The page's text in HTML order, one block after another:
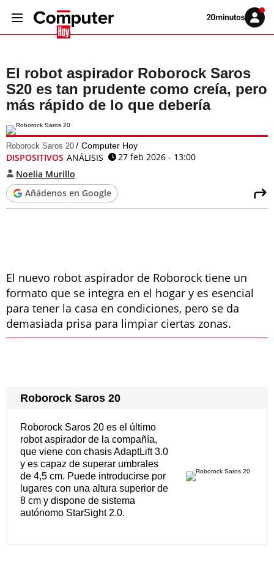
Volver
Iniciar
sesión
El robot aspirador Roborock Saros
S20 es tan prudente como creía, pero
más rápido de lo que debería
Roborock Saros 20 Computer Hoy
DISPOSITIVOS ANÁLISIS
27 feb 2026 - 13:00
Noelia Murillo
Añádenos en Google
El nuevo robot aspirador de Roborock tiene un
formato que se integra en el hogar y es esencial
para tener la casa en condiciones, pero se da
demasiada prisa para limpiar ciertas zonas.
Roborock Saros 20
Roborock Saros 20 es el último
robot aspirador de la compañía,
que viene con chasis AdaptLift 3.0
y es capaz de superar umbrales
de 4,5 cm. Puede introducirse por
lugares con una altura superior de
8 cm y dispone de sistema
autónomo StarSight 2.0.